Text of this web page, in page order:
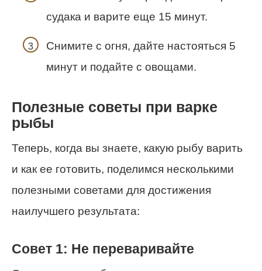
судака и варите еще 15 минут.
Снимите с огня, дайте настояться 5
минут и подайте с овощами.
Полезные советы при варке
рыбы
Теперь, когда вы знаете, какую рыбу варить
и как ее готовить, поделимся несколькими
полезными советами для достижения
наилучшего результата:
Совет 1: Не переваривайте